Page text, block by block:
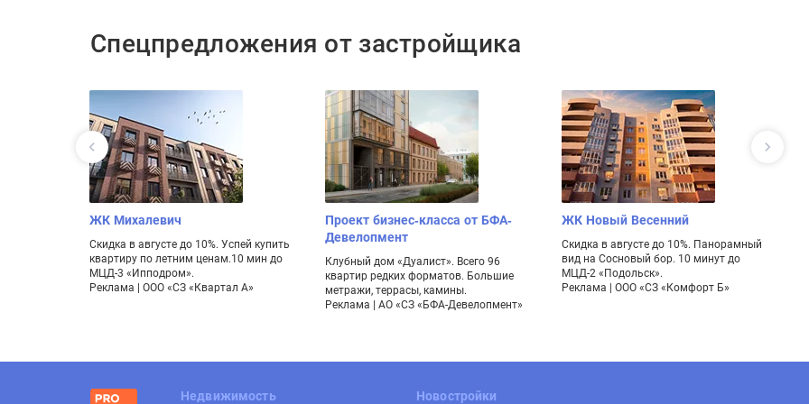
Спецпредложения от застройщика
ЖК Михалевич
Скидка в августе до 10%. Успей купить
квартиру по летним ценам.10 мин до
МЦД-3 «Ипподром».
Реклама | ООО «СЗ «Квартал А»
Проект бизнес-класса от БФА-
Девелопмент
Клубный дом «Дуалист». Всего 96
квартир редких форматов. Большие
метражи, террасы, камины.
Реклама | АО «СЗ «БФА-Девелопмент»
ЖК Новый Весенний
Скидка в августе до 10%. Панорамный
вид на Сосновый бор. 10 минут до
МЦД-2 «Подольск».
Реклама | ООО «СЗ «Комфорт Б»
Недвижимость Новостройки